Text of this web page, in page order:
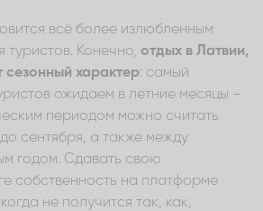
всё более излюбленным
туристов. Конечно, отдых в Латвии,
сезонный характер: самый
ожидаем в летние месяцы –
периодом можно считать
сентября, а также между
годом. Сдавать свою
собственность на платформе
не получится так, как,